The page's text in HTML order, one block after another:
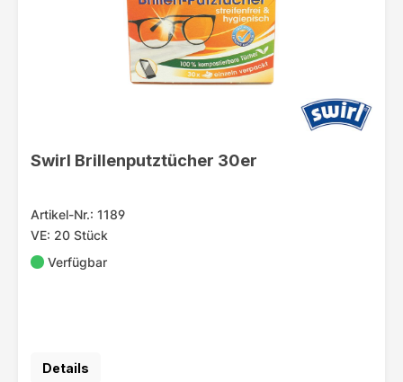
Swirl Brillenputztücher 30er
Artikel-Nr.: 1189
VE: 20 Stück
Verfügbar
Details